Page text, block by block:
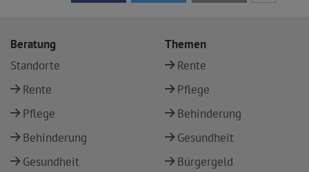
Beratung
Standorte
Rente
Pflege
Behinderung
Gesundheit
Themen
Rente
Pflege
Behinderung
Gesundheit
Bürgergeld